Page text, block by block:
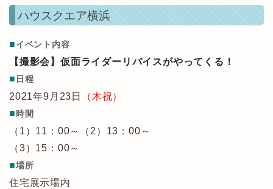
ハウスクエア横浜
■イベント内容
【撮影会】仮面ライダーリバイスがやってくる！
■ 日程
2021年9月23日
（木祝）
■時間
（1）11：00～（2）13：00～
（3）15：00～
■場所
住宅展示場内